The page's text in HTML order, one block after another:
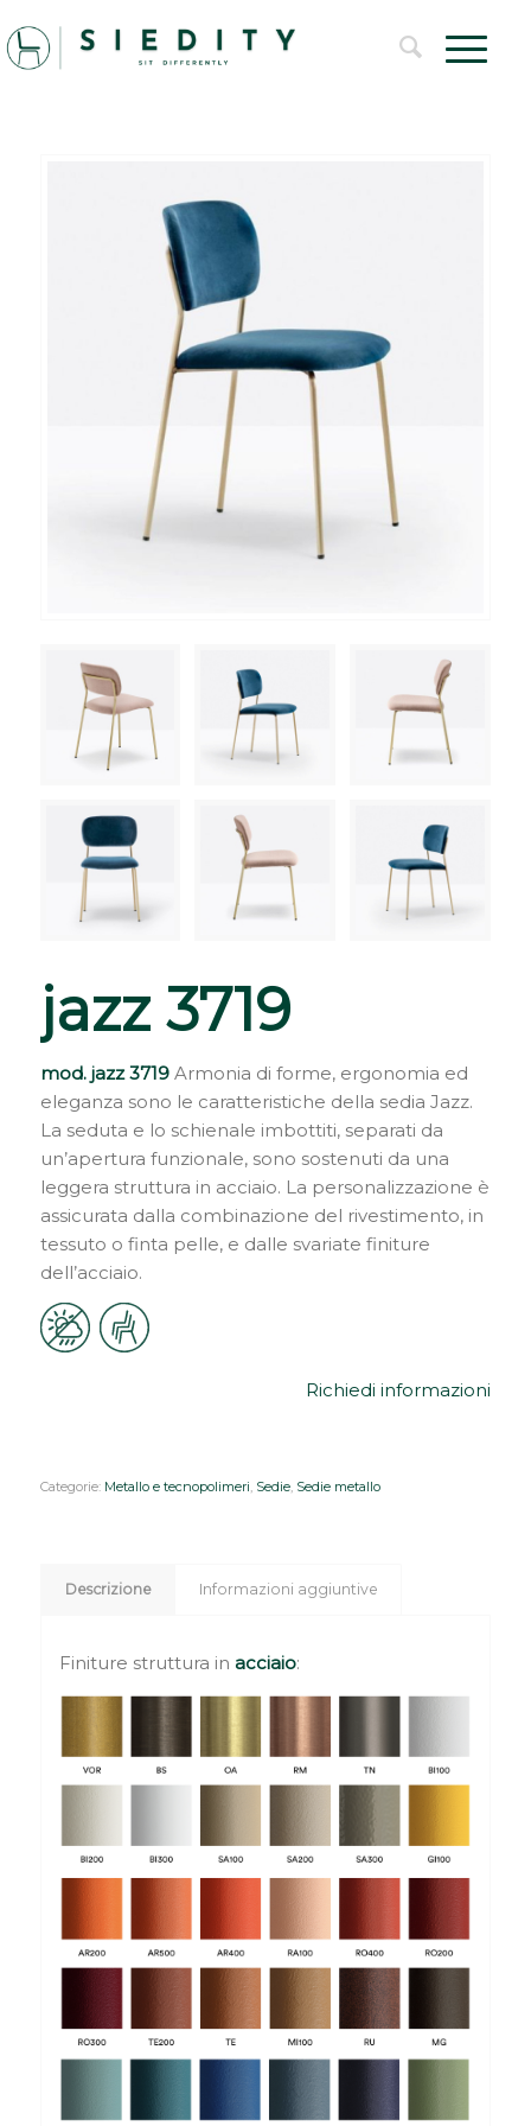
jazz 3719
mod. jazz 3719 Armonia di forme, ergonomia ed
eleganza sono le caratteristiche della sedia Jazz.
La seduta e lo schienale imbottiti, separati da
un’apertura funzionale, sono sostenuti da una
leggera struttura in acciaio. La personalizzazione è
assicurata dalla combinazione del rivestimento, in
tessuto o finta pelle, e dalle svariate finiture
dell’acciaio.
Richiedi informazioni
Categorie: Metallo e tecnopolimeri, Sedie, Sedie metallo
Descrizione Informazioni aggiuntive
Finiture struttura in acciaio: